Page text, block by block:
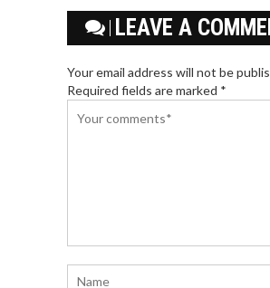
LEAVE A
Your email address will not be
Required fields are marked *